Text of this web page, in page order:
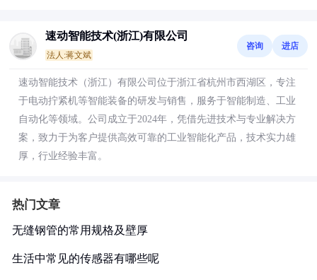
速动智能技术(浙江)有限公司
法人:蒋文斌
咨询 进店
速动智能技术（浙江）有限公司位于浙江省杭州市西湖区，专注
于电动拧紧机等智能装备的研发与销售，服务于智能制造、工业
自动化等领域。公司成立于2024年，凭借先进技术与专业解决方
案，致力于为客户提供高效可靠的工业智能化产品，技术实力雄
厚，行业经验丰富。
热门文章
无缝钢管的常用规格及壁厚
生活中常见的传感器有哪些呢